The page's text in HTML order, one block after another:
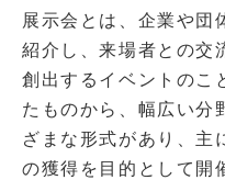
展示会とは、企業や団
紹介し、来場者との交
創出するイベントのこ
たものから、幅広い分
ざまな形式があり、主
の獲得を目的として開